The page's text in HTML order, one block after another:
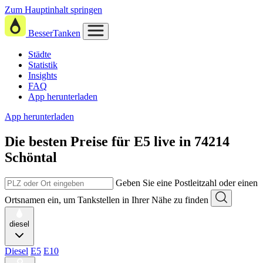
Zum Hauptinhalt springen
BesserTanken
Städte
Statistik
Insights
FAQ
App herunterladen
App herunterladen
Die besten Preise für E5 live in 74214
Schöntal
Geben Sie eine Postleitzahl oder einen
Ortsnamen ein, um Tankstellen in Ihrer Nähe zu finden
diesel
Diesel E5 E10